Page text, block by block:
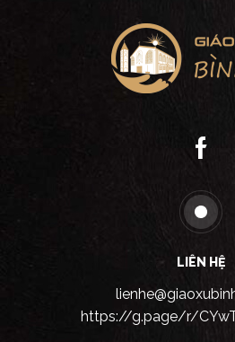
LIÊN HỆ
https://g.page/r/